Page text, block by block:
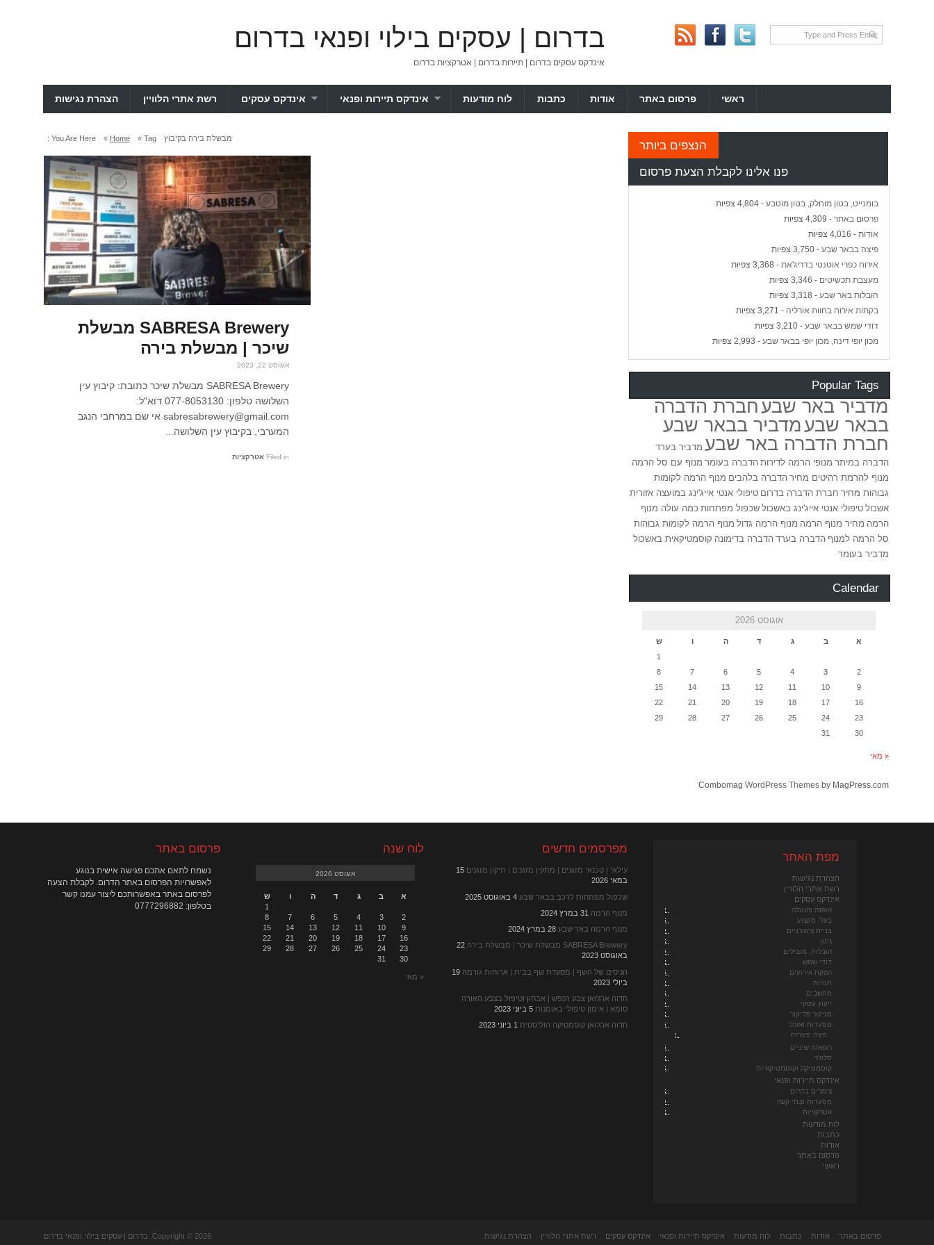
בדרום | עסקים בילוי ופנאי בדרום
אינדקס עסקים בדרום | תיירות בדרום | אטרקציות בדרום
הצהרת נגישות רשת אתרי הלוויין אינדקס עסקים אינדקס תיירות ופנאי לוח מודעות כתבות אודות פרסום באתר ראשי
You Are Here : Home
» Tag » מבשלת בירה בקיבוץ
SABRESA Brewery מבשלת
שיכר | מבשלת בירה
אוגוסט 22, 2023
SABRESA Brewery מבשלת שיכר כתובת: קיבוץ עין
השלושה טלפון: 077-8053130 דוא"ל:
sabresabrewery@gmail.com אי שם במרחבי הנגב
המערבי, בקיבוץ עין השלושה...
Filed in אטרקציות
הנצפים ביותר
פנו אלינו לקבלת הצעת פרסום
בומנייט, בטון מוחלק, בטון מוטבע- 4,804 צפיות
פרסום באתר- 4,309 צפיות
אודות- 4,016 צפיות
פיצה בבאר שבע- 3,750 צפיות
אירוח כפרי אוטנטי בדריג'את- 3,368 צפיות
מעצבת תכשיטים - 3,346 צפיות
הובלות באר שבע- 3,318 צפיות
בקתות אירוח בחוות אורליה - 3,271 צפיות
דודי שמש בבאר שבע- 3,210 צפיות
מכון יופי דינה, מכון יופי בבאר שבע- 2,993 צפיות
Popular Tags
מדביר באר שבעחברת הדברה
בבאר שבעמדביר בבאר שבע
חברת הדברה באר שבע מדביר בערד
הדברה במיתר מנופי הרמה לדירות הדברה בעומר מנוף עם סל הרמה
מנוף להרמת רהיטים מחיר הדברה בלהבים מנוף הרמה לקומות
גבוהות מחיר חברת הדברה בדרום טיפולי אנטי אייג'ינג במועצה אזורית
אשכול טיפולי אנטי אייג'ינג באשכול שכפול מפתחות כמה עולה מנוף
הרמה מחיר מנוף הרמה מנוף הרמה גדול מנוף הרמה לקומות גבוהות
סל הרמה למנוף הדברה בערד הדברה בדימונה קוסמטיקאית באשכול
מדביר בעומר
Calendar
אוגוסט 2026
א ב ג ד ה ו
ש
1
2
3
4
5
6
7
8
9
10
11
12
13
14
15
16
17
18
19
20
21
22
23
24
25
26
27
28
29
30
31
« מאי
CombomagWordPress Themes by MagPress.com
פרסום באתר
נשמח לתאם אתכם פגישה אישית בנוגע
לאפשרויות הפרסום באתר הדרום. לקבלת הצעה
לפרסום באתר באפשרותכם ליצור עמנו קשר
בטלפון: 0777296882
לוח שנה
אוגוסט 2026
א ב ג ד ה ו
ש
1
2
3
4
5
6
7
8
9
10
11
12
13
14
15
16
17
18
19
20
21
22
23
24
25
26
27
28
29
30
31
« מאי
מפרסמים חדשים
עילאי | טכנאי מזגנים | מתקין מזגנים | תיקון מזגנים 15
במאי 2026
שכפול מפתחות לרכב בבאר שבע 4 באוגוסט 2025
מנוף הרמה 31 במרץ 2024
מנוף הרמה באר שבע 28 במרץ 2024
SABRESA Brewery מבשלת שיכר | מבשלת בירה
22
באוגוסט 2023
הניסים של השף | מסעדת שף בבית | ארוחות גורמה 19
ביולי 2023
חדוה ארג'ואן צבע הנפש | אבחון וטיפול בצבע האורה
סומא | אימון טיפולי באומנות 5 ביוני 2023
חדוה ארג’ואן קוסמטיקה הוליסטית 1 ביוני 2023
מפת האתר
הצהרת נגישות
רשת אתרי הלוויין
אינדקס עסקים
אופנה והנעלה
בעלי מקצוע
בניית ציפורניים
גינון
הובלות, מובילים
דודי שמש
הפקת אירועים
חנויות
מחשבים
ייעוץ עסקי
מניקור פדיקור
מסעדות ואוכל
פיצה, פיצריות
רופא/ת שיניים
סלולר
קוסמטיקה וקוסמטיקאיות
אינדקס תיירות ופנאי
צימרים בדרום
מסעדות ובתי קפה
אטרקציות
לוח מודעות
כתבות
אודות
פרסום באתר
ראשי
Copyright © 2026. בדרום | עסקים בילוי ופנאי בדרום הצהרת נגישות רשת אתרי הלוויין אינדקס עסקים אינדקס תיירות ופנאי לוח מודעות כתבות אודות פרסום באתר